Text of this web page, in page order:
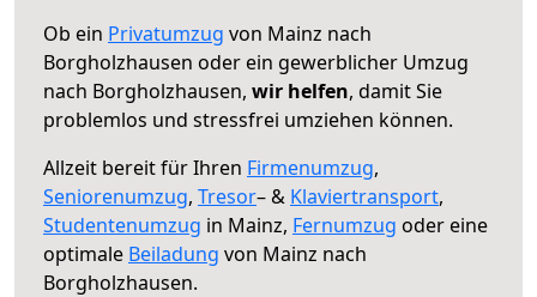
Ob ein Privatumzug von Mainz nach
Borgholzhausen oder ein gewerblicher Umzug
nach Borgholzhausen, wir helfen, damit Sie
problemlos und stressfrei umziehen können.
Allzeit bereit für Ihren Firmenumzug,
Seniorenumzug, Tresor– & Klaviertransport,
Studentenumzug in Mainz, Fernumzug oder eine
optimale Beiladung von Mainz nach
Borgholzhausen.